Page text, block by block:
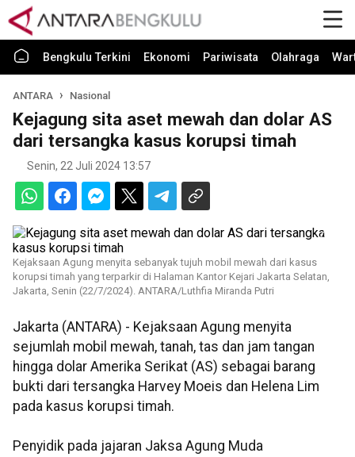
Bengkulu Terkini Ekonomi Pariwisata Olahraga
ANTARA Nasional
Kejagung sita aset mewah dan dolar AS
dari tersangka kasus korupsi timah
Senin, 22 Juli 2024 13:57
Kejaksaan Agung menyita sebanyak tujuh mobil mewah dari kasus
korupsi timah yang terparkir di Halaman Kantor Kejari Jakarta Selatan,
Jakarta, Senin (22/7/2024). ANTARA/Luthfia Miranda Putri
Jakarta (ANTARA) - Kejaksaan Agung menyita
sejumlah mobil mewah, tanah, tas dan jam tangan
hingga dolar Amerika Serikat (AS) sebagai barang
bukti dari tersangka Harvey Moeis dan Helena Lim
pada kasus korupsi timah.
Penyidik pada jajaran Jaksa Agung Muda